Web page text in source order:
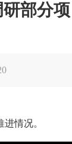
部分
情况。